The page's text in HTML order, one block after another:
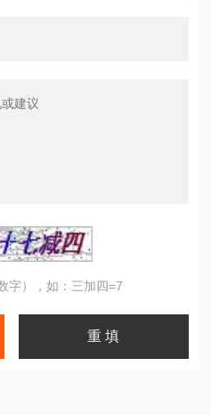
字），如：三加四=7